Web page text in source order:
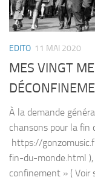
EDITO 11 MAI 2020
MES VINGT
À la demande
chansons pour la fin
https://
fin-du-monde.html
confinement » ( Voir